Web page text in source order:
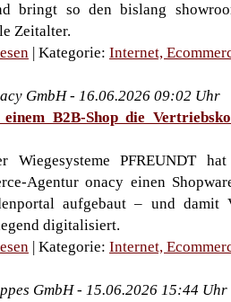
bringt so den bislang
Zeitalter.
| Kategorie: Internet,
GmbH - 16.06.2026 09:02 Uhr
B2B-Shop die
Wiegesysteme PFREUNDT
Agentur onacy einen
aufgebaut – und damit
digitalisiert.
| Kategorie: Internet,
GmbH - 15.06.2026 15:44 Uhr